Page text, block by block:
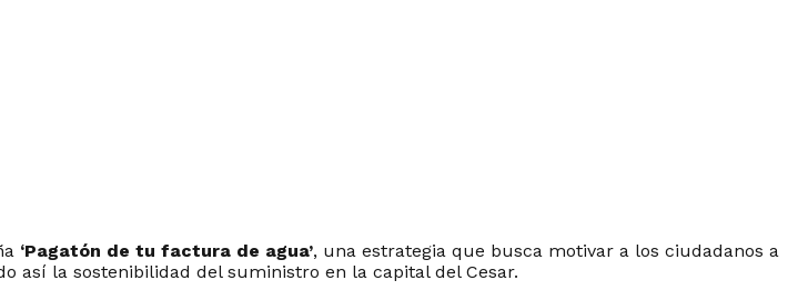
‘Pagatón de tu factura de agua’, una estrategia que busca motivar a los ciudadanos a
así la sostenibilidad del suministro en la capital del Cesar.